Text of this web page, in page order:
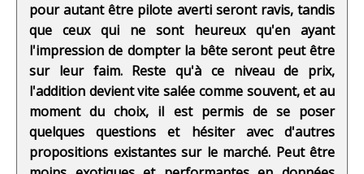
pour autant être pilote averti seront ravis, tandis
que ceux qui ne sont heureux qu'en ayant
l'impression de dompter la bête seront peut être
sur leur faim. Reste qu'à ce niveau de prix,
l'addition devient vite salée comme souvent, et au
moment du choix, il est permis de se poser
quelques questions et hésiter avec d'autres
propositions existantes sur le marché. Peut être